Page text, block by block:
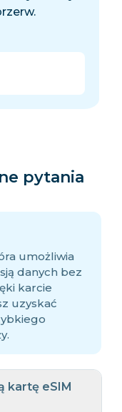
pytania
umożliwia
danych bez
karcie
uzyskać
kartę eSIM